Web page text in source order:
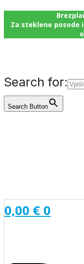
Za steklene posode
Search for:
Search Button
0,00 € 0